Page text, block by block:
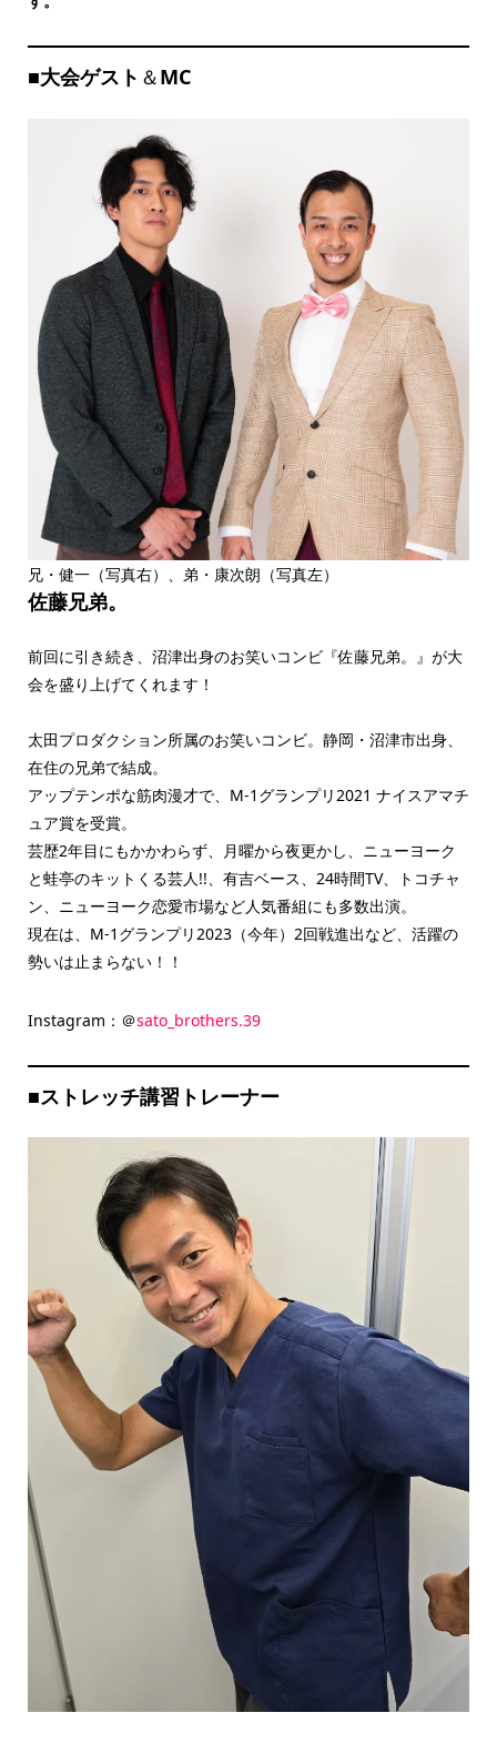
■大会ゲスト ＆MC
兄・健一（写真右）、弟・康次朗（写真左）
佐藤兄弟。
前回に引き続き、沼津出身のお笑いコンビ『佐藤兄弟。』が大
会を盛り上げてくれます！
太田プロダクション所属のお笑いコンビ。静岡・沼津市出身、
在住の兄弟で結成。
アップテンポな筋肉漫才で、M-1グランプリ2021 ナイスアマチ
ュア賞を受賞。
芸歴2年目にもかかわらず、月曜から夜更かし、ニューヨーク
と蛙亭のキットくる芸人!!、有吉ベース、24時間TV、トコチャ
ン、ニューヨーク恋愛市場など人気番組にも多数出演。
現在は、M-1グランプリ2023（今年）2回戦進出など、活躍の
勢いは止まらない！！
Instagram：＠sato_brothers.39
■ストレッチ講習トレーナー